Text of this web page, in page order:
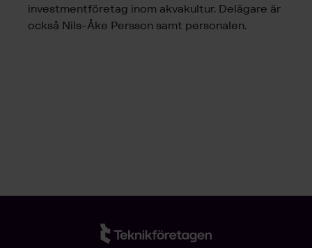
investmentföretag inom akvakultur. Delägare är
också Nils-Åke Persson samt personalen.